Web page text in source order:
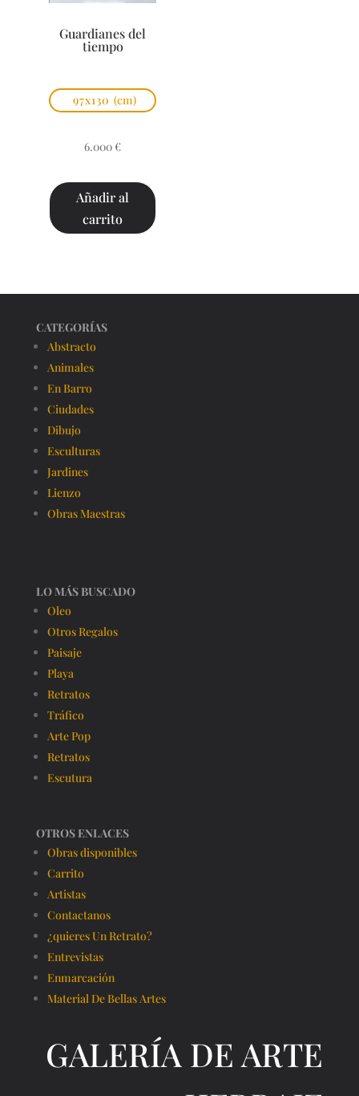
Guardianes del
tiempo
97x130 (cm)
6.000 €
Añadir al
carrito
CATEGORÍAS
Abstracto
Animales
En Barro
Ciudades
Dibujo
Esculturas
Jardines
Lienzo
Obras Maestras
LO MÁS BUSCADO
Oleo
Otros Regalos
Paisaje
Playa
Retratos
Tráfico
Arte Pop
Retratos
Escutura
OTROS ENLACES
Obras disponibles
Carrito
Artistas
Contactanos
¿quieres Un Retrato?
Entrevistas
Enmarcación
Material De Bellas Artes
GALERÍA DE ARTE